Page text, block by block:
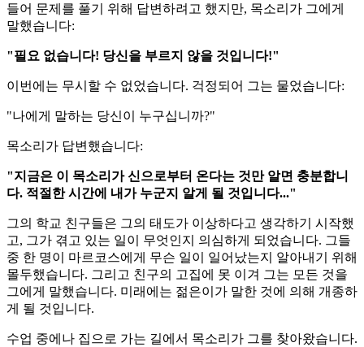
들어 문제를 풀기 위해 답변하려고 했지만, 목소리가 그에게
말했습니다:
"필요 없습니다! 당신을 부르지 않을 것입니다!"
이번에는 무시할 수 없었습니다. 걱정되어 그는 물었습니다:
"나에게 말하는 당신이 누구십니까?"
목소리가 답변했습니다:
"지금은 이 목소리가 신으로부터 온다는 것만 알면 충분합니
다. 적절한 시간에 내가 누군지 알게 될 것입니다..."
그의 학교 친구들은 그의 태도가 이상하다고 생각하기 시작했
고, 그가 겪고 있는 일이 무엇인지 의심하게 되었습니다. 그들
중 한 명이 마르코스에게 무슨 일이 일어났는지 알아내기 위해
몰두했습니다. 그리고 친구의 고집에 못 이겨 그는 모든 것을
그에게 말했습니다. 미래에는 젊은이가 말한 것에 의해 개종하
게 될 것입니다.
수업 중에나 집으로 가는 길에서 목소리가 그를 찾아왔습니다.